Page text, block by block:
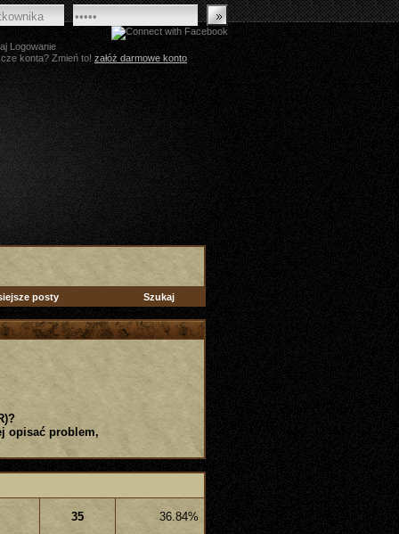
Logowanie
konta? Zmień to! załóż darmowe konto
posty Szukaj
opisać problem,
35 36.84%